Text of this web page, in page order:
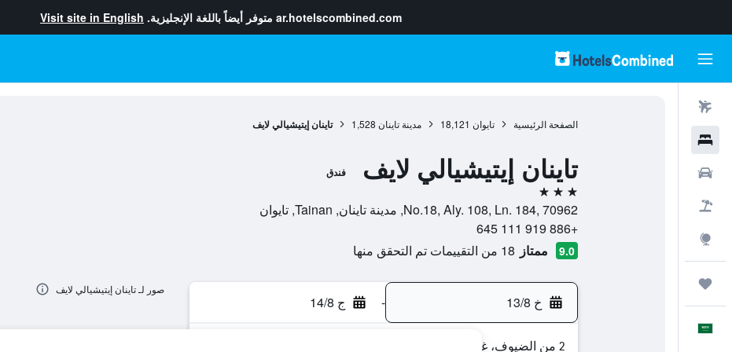
ar.hotelscombined.com متوفر أيضاً باللغة الإنجليزية. Visit site in English
الصفحة الرئيسية تايوان 18,121 مدينة تاينان 1,528 تاينان إيتيشيالي لايف
تاينان إيتيشيالي لايف فندق
3 نجوم
No.18, Aly. 108, Ln. 184, 70962, مدينة تاينان, Tainan, تايوان
+886 919 111 645
9.0 ممتاز 18 من التقييمات تم التحقق منها
خ 13/8 - ج 14/8
2 من الضيوف، غرفة واحدة
صور لـ تاينان إيتيشيالي لايف